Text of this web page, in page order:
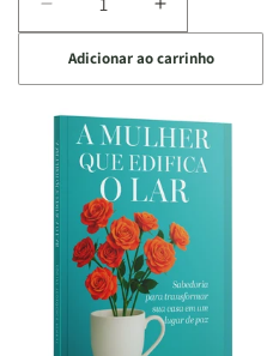
Diminuir
a
quantidade
de
Eu,
minhas
feridas
e
Deus:
o
processo
de
cura
para
Aumentar
a
quantidade
de
Eu,
minhas
feridas
e
Deus:
o
processo
de
cura
para
Adicionar ao carrinho